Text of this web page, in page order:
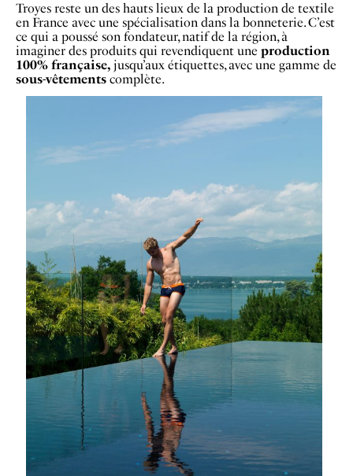
Troyes reste un des hauts lieux de la production de textile
en France avec une spécialisation dans la bonneterie. C’est
ce qui a poussé son fondateur, natif de la région, à
imaginer des produits qui revendiquent une production
100% française, jusqu’aux étiquettes, avec une gamme de
sous-vêtements complète.